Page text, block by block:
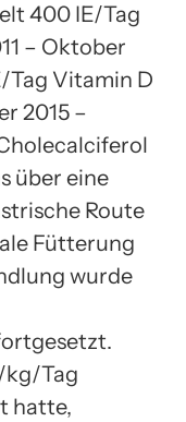
400 IE/Tag
– Oktober
Tag Vitamin D
2015 –
über eine
Route
Fütterung
wurde
kg/Tag
hatte,